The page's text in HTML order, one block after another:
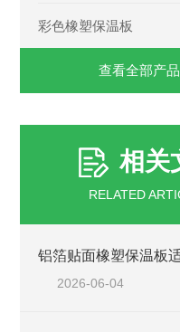
彩色橡塑保温板
查看全部产
相关
RELATED
2026-06-04